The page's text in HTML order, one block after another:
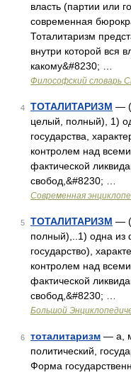
власть (партии или
современная
Тоталитаризм
внутри которой вся
какому&#8230; …
Философский словарь
4 ТОТАЛИТАРИЗМ —
целый, полный), 1)
государства,
контролем над
фактической
свобод,&#8230; …
Современная
5 ТОТАЛИТАРИЗМ —
полный),..1) одна из
государство),
контролем над
фактической
свобод,&#8230; …
Большой
6 тоталитаризм — а,
политический,
Форма